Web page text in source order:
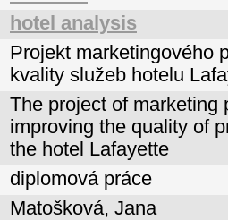
hotel analysis
Projekt marketingového
kvality služeb hotelu
The project of marketing
improving the quality of
the hotel Lafayette
diplomová práce
Matošková, Jana